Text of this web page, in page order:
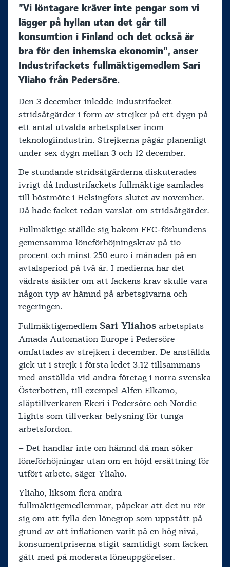
”Vi löntagare kräver inte pengar som vi
lägger på hyllan utan det går till
konsumtion i Finland och det också är
bra för den inhemska ekonomin”, anser
Industrifackets fullmäktigemedlem Sari
Yliaho från Pedersöre.
Den 3 december inledde Industrifacket
stridsåtgärder i form av strejker på ett dygn på
ett antal utvalda arbetsplatser inom
teknologiindustrin. Strejkerna pågår planenligt
under sex dygn mellan 3 och 12 december.
De stundande stridsåtgärderna diskuterades
ivrigt då Industrifackets fullmäktige samlades
till höstmöte i Helsingfors slutet av november.
Då hade facket redan varslat om stridsåtgärder.
Fullmäktige ställde sig bakom FFC-förbundens
gemensamma löneförhöjningskrav på tio
procent och minst 250 euro i månaden på en
avtalsperiod på två år. I medierna har det
vädrats åsikter om att fackens krav skulle vara
någon typ av hämnd på arbetsgivarna och
regeringen.
Fullmäktigemedlem Sari Yliahos arbetsplats
Amada Automation Europe i Pedersöre
omfattades av strejken i december. De anställda
gick ut i strejk i första ledet 3.12 tillsammans
med anställda vid andra företag i norra svenska
Österbotten, till exempel Alfen Elkamo,
släptillverkaren Ekeri i Pedersöre och Nordic
Lights som tillverkar belysning för tunga
arbetsfordon.
– Det handlar inte om hämnd då man söker
löneförhöjningar utan om en höjd ersättning för
utfört arbete, säger Yliaho.
Yliaho, liksom flera andra
fullmäktigemedlemmar, påpekar att det nu rör
sig om att fylla den lönegrop som uppstått på
grund av att inflationen varit på en hög nivå,
konsumentpriserna stigit samtidigt som facken
gått med på moderata löneuppgörelser.